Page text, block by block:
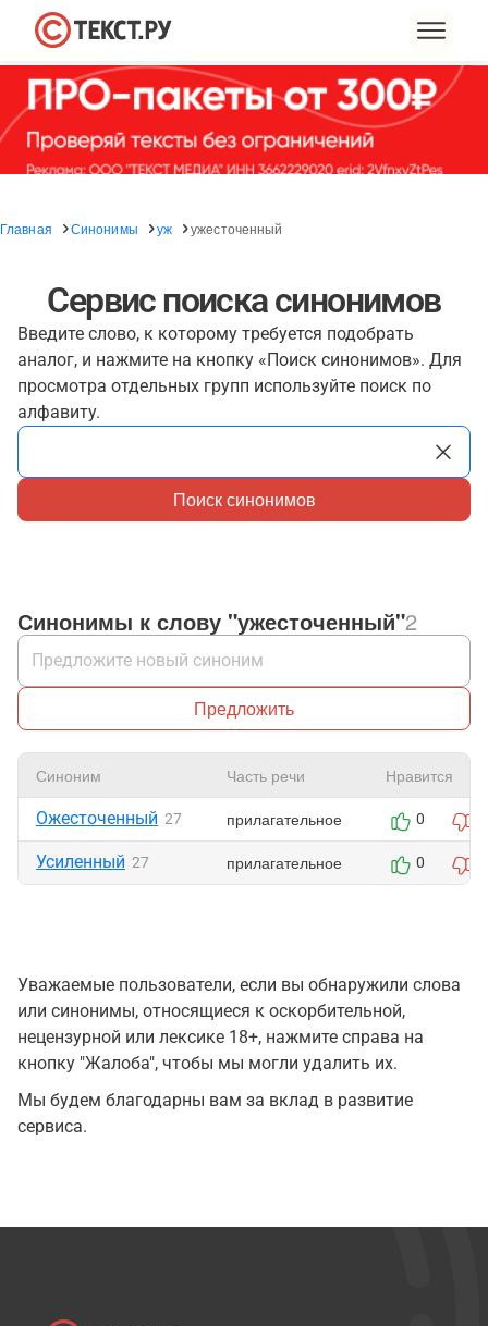
Главная Синонимы уж ужесточенный
Сервис поиска синонимов
Введите слово, к которому требуется подобрать
аналог, и нажмите на кнопку «Поиск синонимов». Для
просмотра отдельных групп используйте поиск по
алфавиту.
Поиск синонимов
Синонимы к слову "ужесточенный"2
Предложить
Синоним Часть речи Нравится
Ожесточенный 27 прилагательное 0
Усиленный 27 прилагательное 0
Уважаемые пользователи, если вы обнаружили слова
или синонимы, относящиеся к оскорбительной,
нецензурной или лексике 18+, нажмите справа на
кнопку "Жалоба", чтобы мы могли удалить их.
Мы будем благодарны вам за вклад в развитие
сервиса.